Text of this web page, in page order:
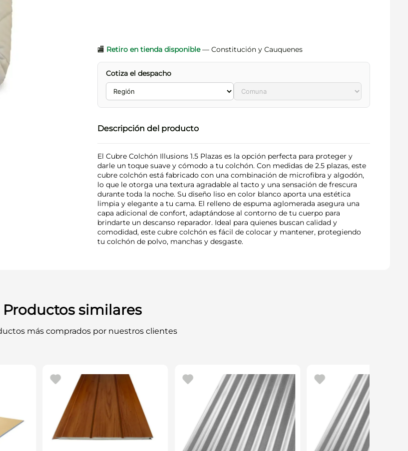
🏬 Retiro en tienda disponible— Constitución y Cauquenes
Cotiza el despacho
Descripción del producto
El Cubre Colchón Illusions 1.5 Plazas es la opción perfecta para proteger y
darle un toque suave y cómodo a tu colchón. Con medidas de 2.5 plazas, este
cubre colchón está fabricado con una combinación de microfibra y algodón,
lo que le otorga una textura agradable al tacto y una sensación de frescura
durante toda la noche. Su diseño liso en color blanco aporta una estética
limpia y elegante a tu cama. El relleno de espuma aglomerada asegura una
capa adicional de confort, adaptándose al contorno de tu cuerpo para
brindarte un descanso reparador. Ideal para quienes buscan calidad y
comodidad, este cubre colchón es fácil de colocar y mantener, protegiendo
tu colchón de polvo, manchas y desgaste.
Productos similares
más comprados por nuestros clientes